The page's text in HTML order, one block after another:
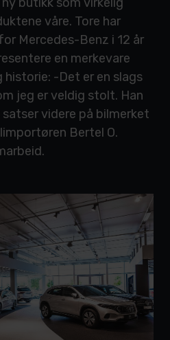
våre. Tore har
Mercedes-Benz i 12 år
en merkevare
-Det er en slags
jeg er veldig stolt. Han
videre på bilmerket
Bertel O.